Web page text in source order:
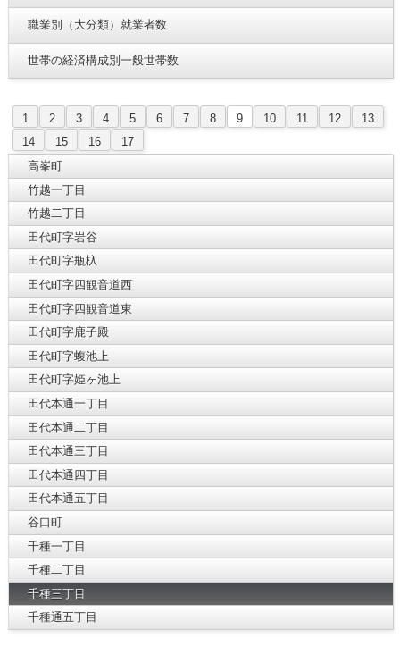
職業別（大分類）就業者数
世帯の経済構成別一般世帯数
1 2 3 4 5 6 7 8 9 10 11 12
13
14
15 16
17
高峯町
竹越一丁目
竹越二丁目
田代町字岩谷
田代町字瓶杁
田代町字四観音道西
田代町字四観音道東
田代町字鹿子殿
田代町字蝮池上
田代町字姫ヶ池上
田代本通一丁目
田代本通二丁目
田代本通三丁目
田代本通四丁目
田代本通五丁目
谷口町
千種一丁目
千種二丁目
千種三丁目
千種通五丁目